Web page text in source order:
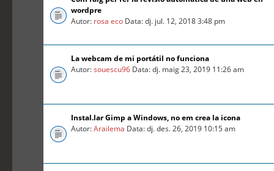
wordpre
Autor: rosa eco Data: dj. jul. 12, 2018 3:48 pm
La webcam de mi portátil no funciona
Autor:souescu96 Data: dj. maig 23, 2019 11:26 am
Instal.lar Gimp a Windows, no em crea la icona
Autor:Arailema Data: dj. des. 26, 2019 10:15 am